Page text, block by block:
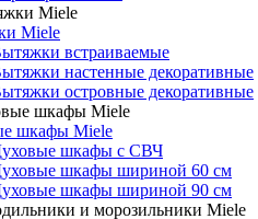
Miele
встраиваемые
настенные декоративные
островные декоративные
шкафы Miele
шкафы с СВЧ
шкафы шириной 60 см
шкафы шириной 90 см